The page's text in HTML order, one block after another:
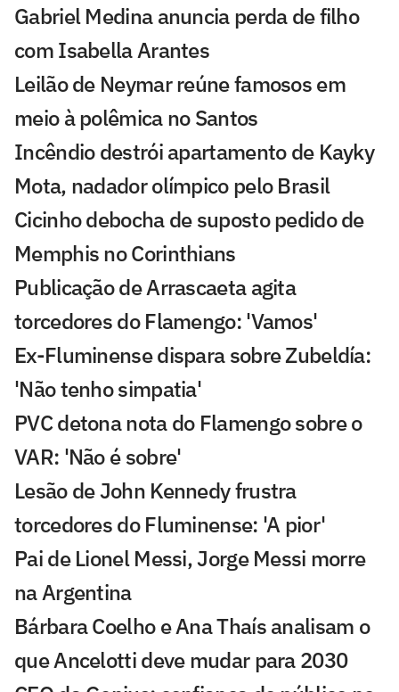
Gabriel Medina anuncia perda de filho
com Isabella Arantes
Leilão de Neymar reúne famosos em
meio à polêmica no Santos
Incêndio destrói apartamento de Kayky
Mota, nadador olímpico pelo Brasil
Cicinho debocha de suposto pedido de
Memphis no Corinthians
Publicação de Arrascaeta agita
torcedores do Flamengo: 'Vamos'
Ex-Fluminense dispara sobre Zubeldía:
'Não tenho simpatia'
PVC detona nota do Flamengo sobre o
VAR: 'Não é sobre'
Lesão de John Kennedy frustra
torcedores do Fluminense: 'A pior'
Pai de Lionel Messi, Jorge Messi morre
na Argentina
Bárbara Coelho e Ana Thaís analisam o
que Ancelotti deve mudar para 2030